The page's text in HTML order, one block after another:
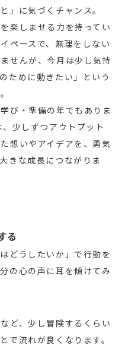
」に気づくチャンス。
楽しませる力を持ってい
ペースで、無理をしない
せんが、今月は少し気持
ために動きたい」という
び・準備の年でもありま
少しずつアウトプット
想いやアイデアを、勇気
きな成長につながりま
る
どうしたいか」で行動を
の心の声に耳を傾けてみ
ど、少し冒険するくらい
で流れが良くなります。